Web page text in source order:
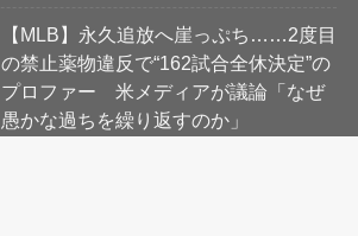
【MLB】永久追放へ崖っぷち……2度目
の禁止薬物違反で“162試合全休決定”の
プロファー 米メディアが議論「なぜ
愚かな過ちを繰り返すのか」